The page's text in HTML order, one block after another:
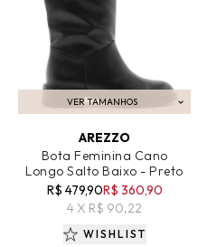
VER TAMANHOS
ADICIONAR AO CARRINHO
AREZZO
Bota Feminina Cano
Longo Salto Baixo - Preto
R$ 479,90R$ 360,90
4 X R$ 90,22
WISHLIST